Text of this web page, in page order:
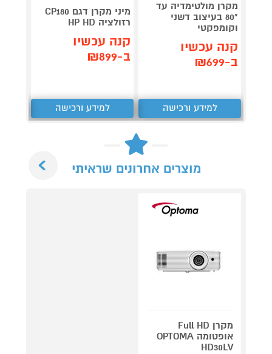
מקרן מולטימדיה עד
"80 בעיצוב דשני
וקומפקטי
קנה עכשיו
ב-₪699
למידע ורכישה
מיני מקרן דגם CP180
רזולציה HP HD
קנה עכשיו
ב-₪899
למידע ורכישה
מוצרים אחרונים שראיתי
מקרן Full HD
אופטומה OPTOMA
HD30LV